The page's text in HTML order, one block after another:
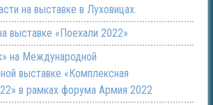
на выставке в Луховицах.
выставке «Поехали 2022»
на Международной
выставке «Комплексная
в рамках форума Армия 2022